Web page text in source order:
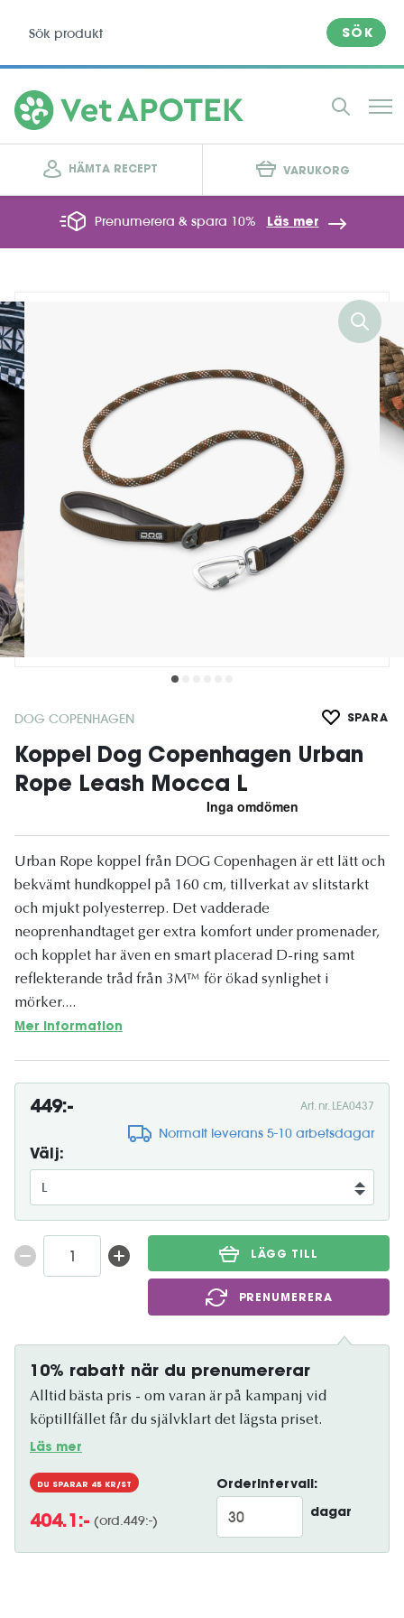
SÖK
HÄMTA RECEPT VARUKORG
Prenumerera & spara 10% Läs mer
DOG COPENHAGEN SPARA
Koppel Dog Copenhagen Urban
Rope Leash Mocca L
Urban Rope koppel från DOG Copenhagen är ett lätt och
bekvämt hundkoppel på 160 cm, tillverkat av slitstarkt
och mjukt polyesterrep. Det vadderade
neoprenhandtaget ger extra komfort under promenader,
och kopplet har även en smart placerad D-ring samt
reflekterande tråd från 3M™ för ökad synlighet i
mörker....
Mer information
449:- Art. nr. LEA0437
Normalt leverans 5-10 arbetsdagar
Välj:
LÄGG TILL
PRENUMERERA
10% rabatt när du prenumererar
Alltid bästa pris - om varan är på kampanj vid
köptillfället får du självklart det lägsta priset.
Läs mer
DU SPARAR 45 KR/ST
404.1 :- (ord.449:-)
Orderintervall:
dagar